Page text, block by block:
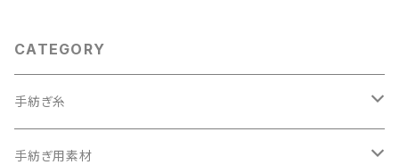
CATEGORY
手紡ぎ糸
細い糸
手紡ぎ用素材